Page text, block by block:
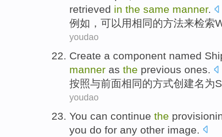
retrieved in the same manner.
例如 ， 可以用相同的方法来检索
youdao
Create a component named
manner as the previous ones.
按照与前面相同的方式创建名为
youdao
You can continue the
you do for any other image